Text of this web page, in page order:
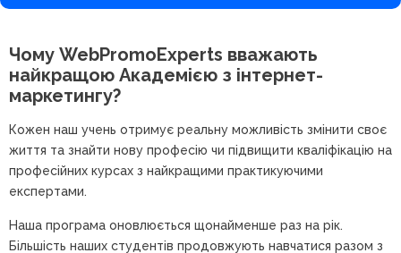
Чому WebPromoExperts вважають
найкращою Академією з інтернет-
маркетингу?
Кожен наш учень отримує реальну можливість змінити своє
життя та знайти нову професію чи підвищити кваліфікацію на
професійних курсах з найкращими практикуючими
експертами.
Наша програма оновлюється щонайменше раз на рік.
Більшість наших студентів продовжують навчатися разом з